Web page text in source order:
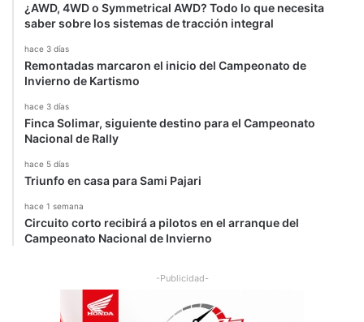
¿AWD, 4WD o Symmetrical AWD? Todo lo que necesita
saber sobre los sistemas de tracción integral
hace 3 días
Remontadas marcaron el inicio del Campeonato de
Invierno de Kartismo
hace 3 días
Finca Solimar, siguiente destino para el Campeonato
Nacional de Rally
hace 5 días
Triunfo en casa para Sami Pajari
hace 1 semana
Circuito corto recibirá a pilotos en el arranque del
Campeonato Nacional de Invierno
-Publicidad-